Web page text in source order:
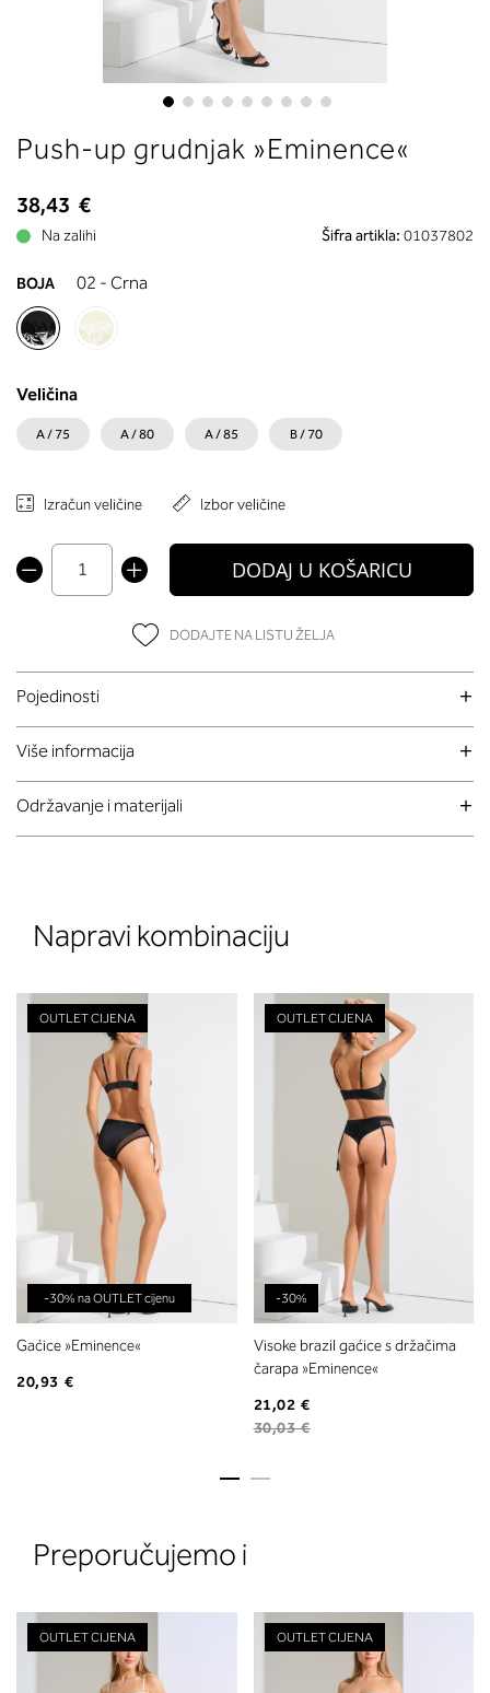
to
beginning
the
images
gallery
Push-up grudnjak »Eminence«
38,43 €
Na zalihi Šifra artikla: 01037802
BOJA 02 - Crna
Veličina
A / 75 A / 80 A / 85 B / 70
Izračun veličine Izbor veličine
DODAJ U KOŠARICU
DODAJTE NA LISTU ŽELJA
Pojedinosti
Više informacija
Održavanje i materijali
Napravi kombinaciju
OUTLET CIJENA
-30% na OUTLET cijenu
Gaćice »Eminence«
20,93 €
-30%
OUTLET CIJENA
Visoke brazil gaćice s držačima
čarapa »Eminence«
21,02 €
30,03 €
Preporučujemo i
OUTLET CIJENA OUTLET CIJENA
boste prebrali, katera globina
ustreza vaši meri (A, B …) – iščite v
stolpcu, ki ste ga določili s
obsegom.